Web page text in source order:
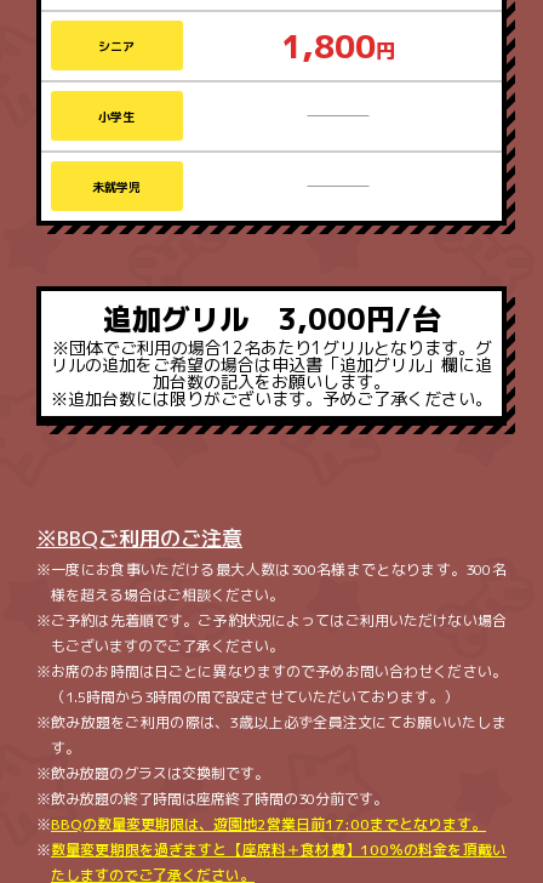
シニア 1,800
小学生 なし
未就学児 なし
追加グリル 3,000円/台
※団体でご利用の場合12名あたり1グリルとなります。グ
リルの追加をご希望の場合は申込書「追加グリル」欄に追
加台数​の記入をお願いします。
※追加台数には限りがございます。予めご了承ください。
※BBQご利用のご注意
一度にお食事いただける最大人数は300名様までとなります。300名
様を超える場合はご相談ください。
ご予約は先着順です。ご予約状況によってはご利用いただけない場合
もございますのでご了承ください。
お席のお時間は日ごとに異なりますので予めお問い合わせください。
（1.5時間から3時間の間で設定させていただいております。）
飲み放題をご利用の際は、3歳以上必ず全員注文にてお願いいたしま
す。
飲み放題のグラスは交換制です。
飲み放題の終了時間は座席終了時間の30分前です。
BBQの数量変更期限は、遊園地2営業日前17:00までとなります。
数量変更期限を過ぎますと【座席料＋食材費】100％の料金を頂戴い
たしますのでご了承ください。